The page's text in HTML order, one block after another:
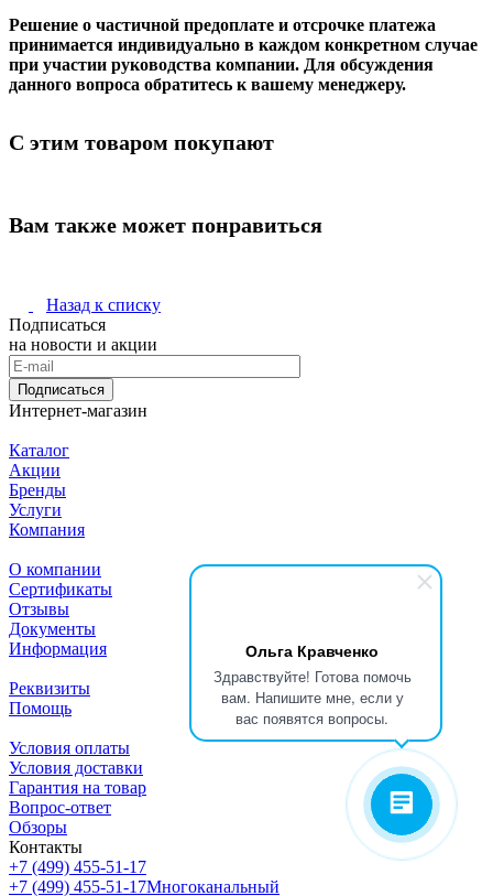
Ольга Кравченко
Здравствуйте! Готова помочь
вам. Напишите мне, если у
вас появятся вопросы.
Решение о частичной предоплате и отсрочке платежа
принимается индивидуально в каждом конкретном случае
при участии руководства компании. Для обсуждения
данного вопроса обратитесь к вашему менеджеру.
С этим товаром покупают
Вам также может понравиться
Назад к списку
Подписаться
на новости и акции
Подписаться
Интернет-магазин
Каталог
Акции
Бренды
Услуги
Компания
О компании
Сертификаты
Отзывы
Документы
Информация
Реквизиты
Помощь
Условия оплаты
Условия доставки
Гарантия на товар
Вопрос-ответ
Обзоры
Контакты
+7 (499) 455-51-17
+7 (499) 455-51-17Многоканальный